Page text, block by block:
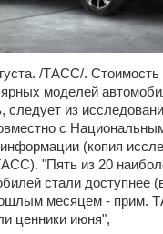
/ТАСС/. Стоимость
моделей
следует из
с
(копия
"Пять из 20
стали доступнее
месяцем - прим.
ценники июня",